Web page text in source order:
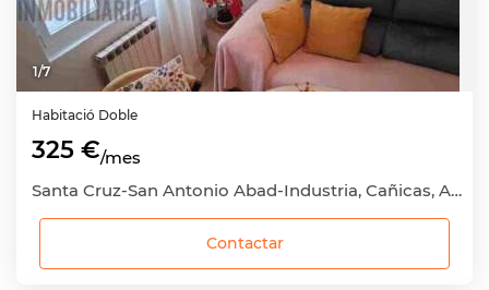
1/7
Habitació Doble
325 €/mes
Santa Cruz-San Antonio Abad-Industria, Cañicas, Albacete Capital, Albacete
Contactar